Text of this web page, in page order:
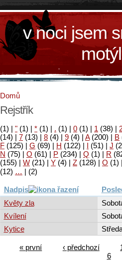
v noci jsem
Domů
Rejstřík
(1) | " (1) | * (1) | . (1) | 0 (1) | 1 (38) |
(14) | 7 (13) | 8 (4) | 9 (4) | A(200) | B
F (125) | G (69) | H (122) | I (51) | J
N (75) | O (61) | P (234) | Q (1) | R
(155) | W (21) | Y (4) | Z (128) | Ο (1) |
(2)
|
…
(12)
Nadpis
Květy zla
Kvílení
Kytice
« první ‹ předchozí
6